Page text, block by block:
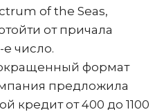
of the Seas,
от причала
е число.
формат
предложила
кредит от 400 до 1100